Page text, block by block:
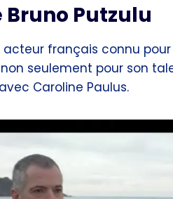
Putzulu
acteur français connu
seulement pour son
Caroline Paulus.